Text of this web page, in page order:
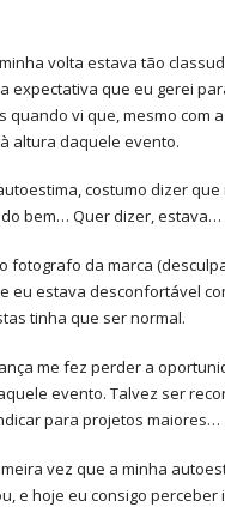
volta estava tão
expectativa que eu gerei
quando vi que, mesmo com
altura daquele evento.
costumo dizer que
bem… Quer dizer, estava…
fotografo da marca
eu estava desconfortável
tinha que ser normal.
me fez perder a
evento. Talvez ser
para projetos maiores…
vez que a minha
e hoje eu consigo perceber